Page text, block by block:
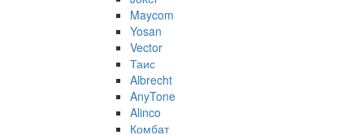
Maycom
Yosan
Vector
Таис
Albrecht
AnyTone
Alinco
Комбат